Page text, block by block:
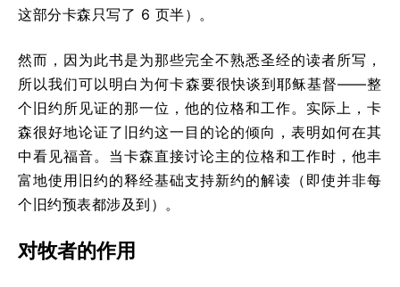
这部分卡森只写了 6 页半）。
然而，因为此书是为那些完全不熟悉圣经的读者所写，
所以我们可以明白为何卡森要很快谈到耶稣基督——整
个旧约所见证的那一位，他的位格和工作。实际上，卡
森很好地论证了旧约这一目的论的倾向，表明如何在其
中看见福音。当卡森直接讨论主的位格和工作时，他丰
富地使用旧约的释经基础支持新约的解读（即使并非每
个旧约预表都涉及到）。
对牧者的作用